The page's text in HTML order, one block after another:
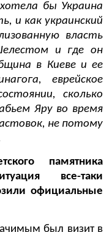
бы Украина
и как украинский
власть
и где он
в Киеве и ее
еврейское
сколько
Яру во время
не потому
памятника
все-таки
официальные
был визит в